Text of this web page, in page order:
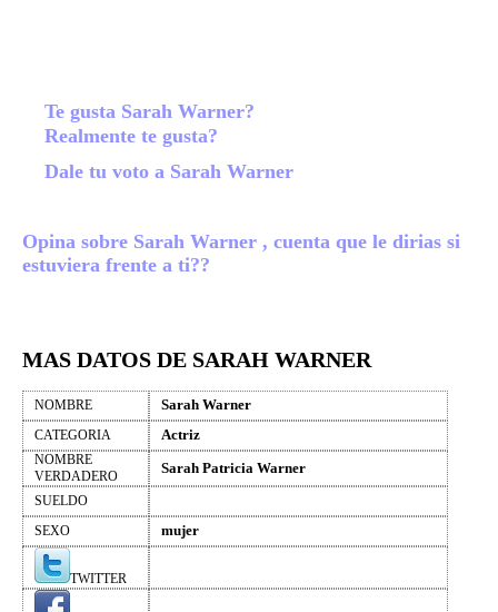
Te gusta Sarah Warner?
Realmente te gusta?
Dale tu voto a Sarah Warner
Opina sobre Sarah Warner , cuenta que le dirias si
estuviera frente a ti??
MAS DATOS DE SARAH WARNER
NOMBRE Sarah Warner
CATEGORIA Actriz
NOMBRE
VERDADERO
Sarah Patricia Warner
SUELDO
SEXO
mujer
TWITTER